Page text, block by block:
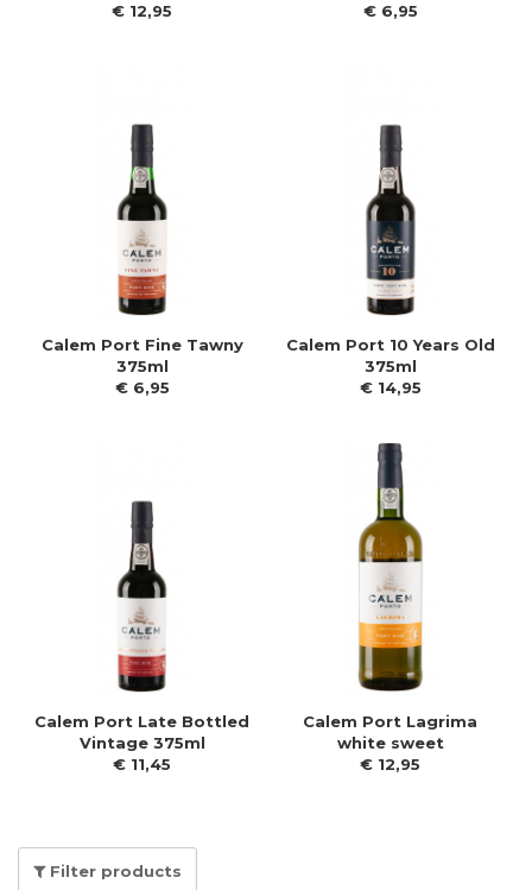
€ 12,95
€ 6,95
Calem Port Fine Tawny
375ml
€ 6,95
Calem Port 10 Years Old
375ml
€ 14,95
Calem Port Late Bottled
Vintage 375ml
€ 11,45
Calem Port Lagrima
white sweet
€ 12,95
Filter products